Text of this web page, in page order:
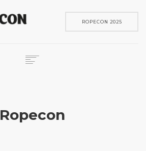
ROPECON 2025
Ropecon